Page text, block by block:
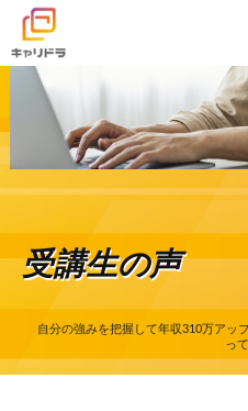
受講生の声
自分の強みを把握して年収310万アッ
っ
キャリドラについて
キャリドラの強み
コース・カリキュラム
受講生の声